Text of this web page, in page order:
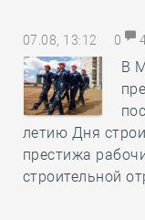
07.08, 13:12 0
В
летию Дня
престижа
строительной